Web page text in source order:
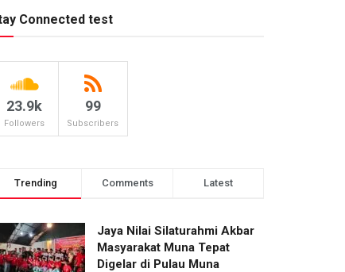
Connected test
23.9k
Followers
99
Subscribers
Trending Comments Latest
Jaya Nilai Silaturahmi Akbar
Masyarakat Muna Tepat
Digelar di Pulau Muna